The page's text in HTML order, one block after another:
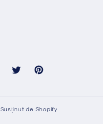
Twitter Pinterest
Susținut de Shopify